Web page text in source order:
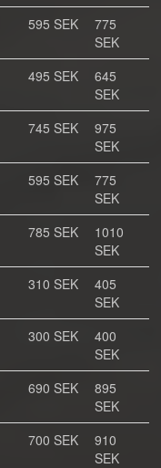
595 SEK
775
SEK
495 SEK
645
SEK
745 SEK
975
SEK
595 SEK
775
SEK
785 SEK
1010
SEK
310 SEK
405
SEK
300 SEK
400
SEK
690 SEK
895
SEK
700 SEK
910
SEK